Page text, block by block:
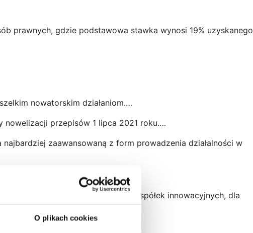
O plikach cookies
prawnych, gdzie podstawowa stawka wynosi 19% uzyskanego
nowatorskim działaniom.…
nowelizacji przepisów 1 lipca 2021 roku.…
zaawansowaną z form prowadzenia działalności w
– zamiast niego w P.S.A.…
pobudzenie działania startupów i spółek innowacyjnych, dla